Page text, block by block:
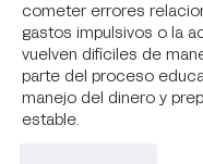
cometer errores
gastos impulsivos o la
vuelven difíciles de
parte del proceso
manejo del dinero y
estable.